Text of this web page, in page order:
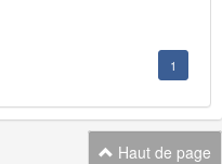
1
Haut de page